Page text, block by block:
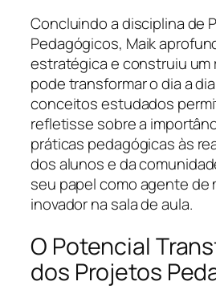
Concluindo a disciplina de
Pedagógicos, Maik
estratégica e construiu um
pode transformar o dia a
conceitos estudados
refletisse sobre a
práticas pedagógicas às
dos alunos e da
seu papel como agente de
inovador na sala de aula.
O Potencial
dos Projetos